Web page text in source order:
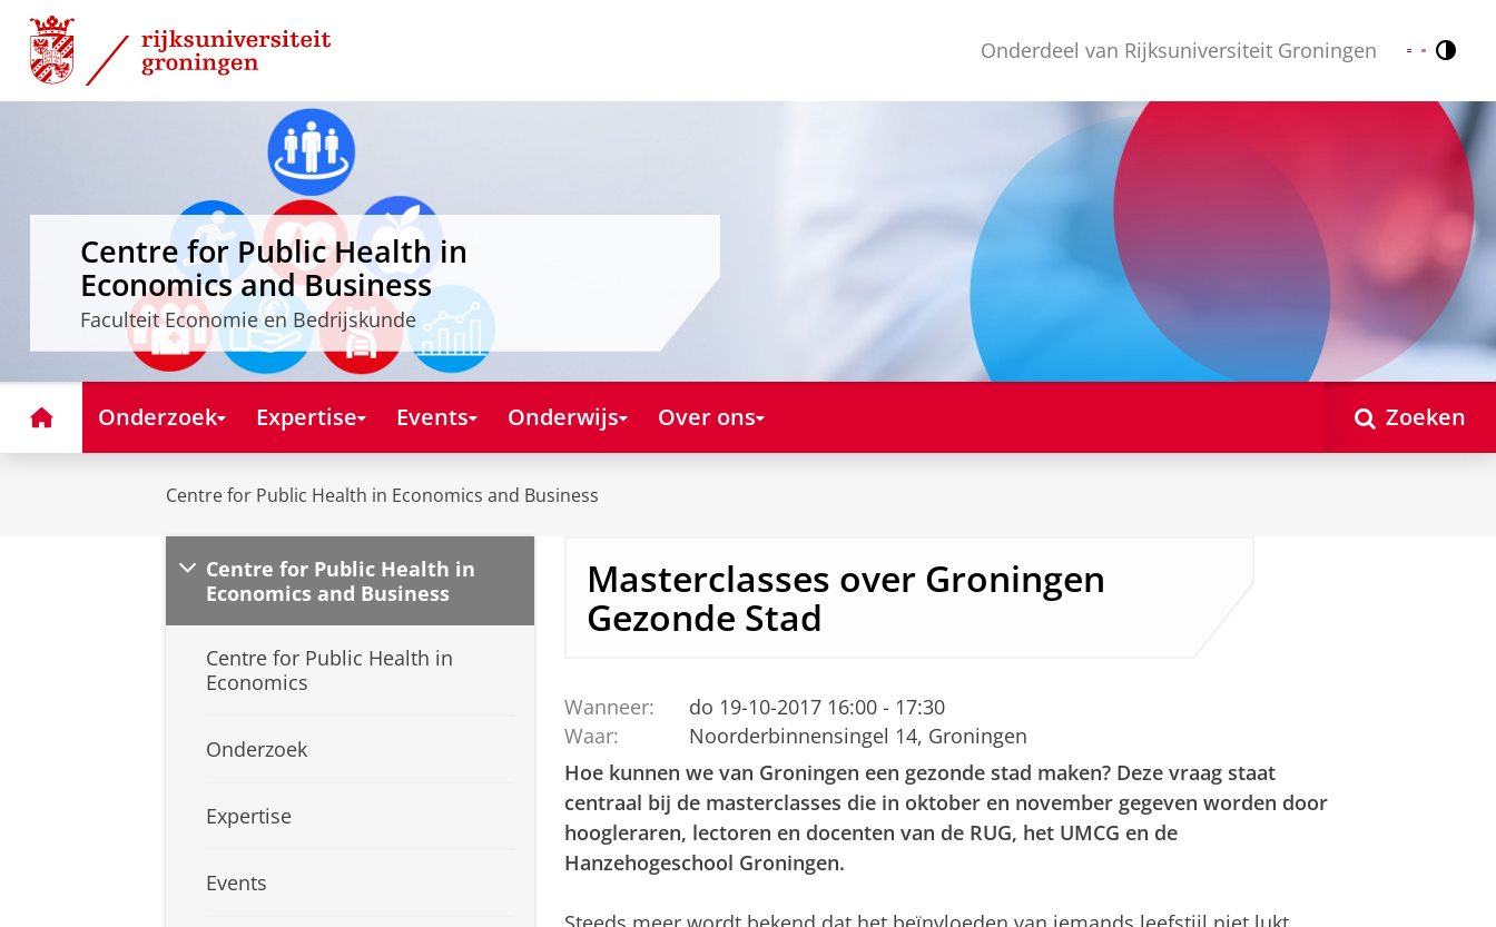
Skip
Content
Skip
Navigation
Onderdeel van Rijksuniversiteit Groningen Nederlands
English
Centre for Public Health in
Economics and Business
Faculteit Economie en Bedrijskunde
HomeOnderzoek Expertise Events Onderwijs Over ons Zoeken
Centre for Public Health in Economics and Business
Centre for Public Health in
Economics and Business
Centre for Public Health in
Economics
Onderzoek
Expertise
Events
Masterclasses over Groningen
Gezonde Stad
Wanneer:
do 19-10-2017 16:00 - 17:30
Waar:
Noorderbinnensingel 14, Groningen
Hoe kunnen we van Groningen een gezonde stad maken? Deze vraag staat
centraal bij de masterclasses die in oktober en november gegeven worden door
hoogleraren, lectoren en docenten van de RUG, het UMCG en de
Hanzehogeschool Groningen.